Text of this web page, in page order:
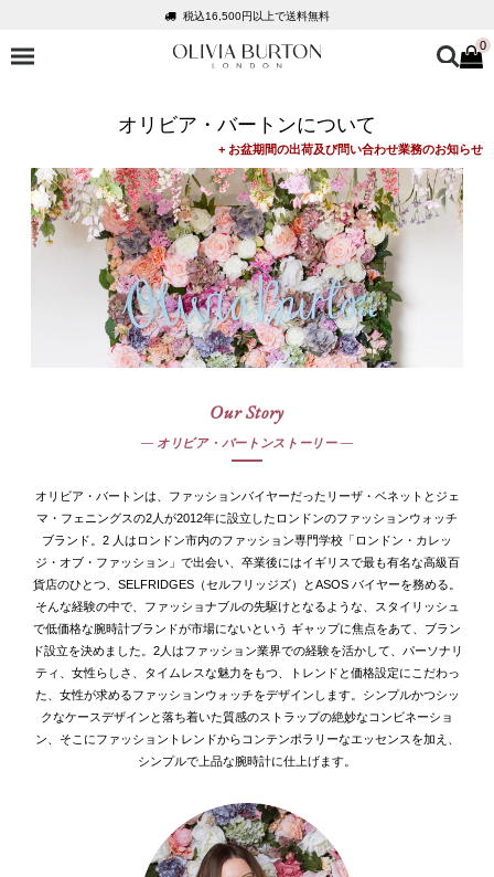
税込16,500円以上で送料無料
会員登録で1,000円分のポイントプレゼント
入って安心！時計保証プラス
税込16,500円以上で送料無料
会員登録で1,000円分のポイントプレゼント
公式パッケージでお届け
0
オリビア・バートンについて
Our Story
― オリビア・バートンストーリー ―
オリビア・バートンは、ファッションバイヤーだったリーザ・ベネットとジェ
マ・フェニングスの2人が2012年に設立したロンドンのファッションウォッチ
ブランド。2 人はロンドン市内のファッション専門学校「ロンドン・カレッ
ジ・オブ・ファッション」で出会い、卒業後にはイギリスで最も有名な高級百
貨店のひとつ、SELFRIDGES（セルフリッジズ）とASOS バイヤーを務める。
そんな経験の中で、ファッショナブルの先駆けとなるような、スタイリッシュ
で低価格な腕時計ブランドが市場にないという ギャップに焦点をあて、ブラン
ド設立を決めました。2人はファッション業界での経験を活かして、パーソナリ
ティ、女性らしさ、タイムレスな魅力をもつ、トレンドと価格設定にこだわっ
た、女性が求めるファッションウォッチをデザインします。シンプルかつシッ
クなケースデザインと落ち着いた質感のストラップの絶妙なコンビネーショ
ン、そこにファッショントレンドからコンテンポラリーなエッセンスを加え、
シンプルで上品な腕時計に仕上げます。